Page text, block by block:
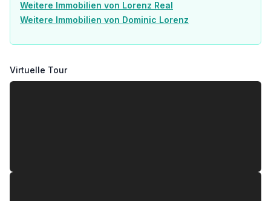
HAUS 124
Top 1: 117,18 m² 679.000,00 € aktiv
Klinik <1.000m
Weitere Immobilien von Lorenz Real
Weitere Immobilien von Dominic Lorenz
Virtuelle Tour